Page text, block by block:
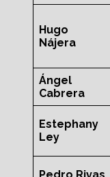
Hugo
Nájera
Ángel
Cabrera
Estephany
Ley